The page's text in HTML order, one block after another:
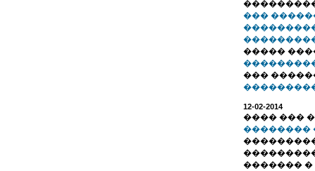
���
�����
���
12-02-2014
���� ���
��������
�������